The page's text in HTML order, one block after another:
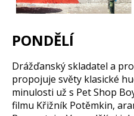
PONDĚLÍ
Drážďanský skladatel a
propojuje světy klasické
minulosti už s Pet Shop
filmu Křižník Potěmkin,